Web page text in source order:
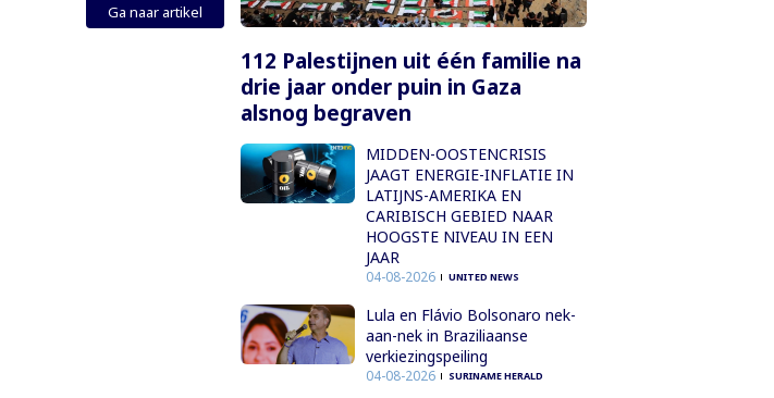
Ga naar artikel
112 Palestijnen uit één familie na
drie jaar onder puin in Gaza
alsnog begraven
MIDDEN-OOSTENCRISIS
JAAGT ENERGIE-INFLATIE IN
LATIJNS-AMERIKA EN
CARIBISCH GEBIED NAAR
HOOGSTE NIVEAU IN EEN
JAAR
04-08-2026 UNITED NEWS
Lula en Flávio Bolsonaro nek-
aan-nek in Braziliaanse
verkiezingspeiling
04-08-2026 SURINAME HERALD